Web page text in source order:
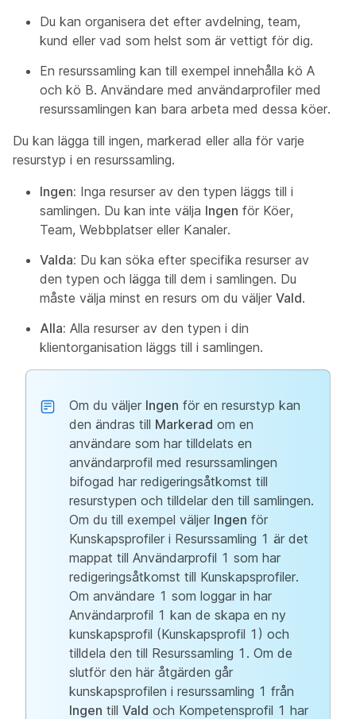
Du kan organisera det efter avdelning, team,
kund eller vad som helst som är vettigt för dig.
En resurssamling kan till exempel innehålla kö A
och kö B. Användare med användarprofiler med
resurssamlingen kan bara arbeta med dessa köer.
Du kan lägga till ingen, markerad eller alla för varje
resurstyp i en resurssamling.
Ingen: Inga resurser av den typen läggs till i
samlingen. Du kan inte välja Ingen för Köer,
Team, Webbplatser eller Kanaler.
Valda: Du kan söka efter specifika resurser av
den typen och lägga till dem i samlingen. Du
måste välja minst en resurs om du väljer Vald.
Alla: Alla resurser av den typen i din
klientorganisation läggs till i samlingen.
Om du väljer Ingen för en resurstyp kan
den ändras till Markerad om en
användare som har tilldelats en
användarprofil med resurssamlingen
bifogad har redigeringsåtkomst till
resurstypen och tilldelar den till samlingen.
Om du till exempel väljer Ingen för
Kunskapsprofiler i Resurssamling 1 är det
mappat till Användarprofil 1 som har
redigeringsåtkomst till Kunskapsprofiler.
Om användare 1 som loggar in har
Användarprofil 1 kan de skapa en ny
kunskapsprofil (Kunskapsprofil 1) och
tilldela den till Resurssamling 1. Om de
slutför den här åtgärden går
kunskapsprofilen i resurssamling 1 från
Ingen till Vald och Kompetensprofil 1 har